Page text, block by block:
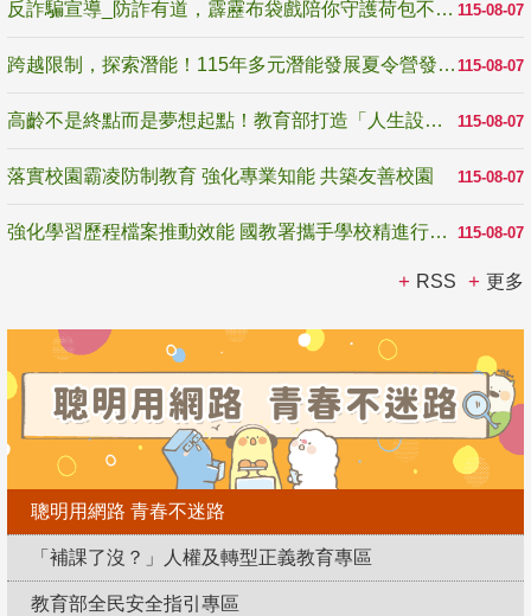
115-08-07
反詐騙宣導_防詐有道，霹靂布袋戲陪你守護荷包不受騙
115-08-07
跨越限制，探索潛能！115年多元潛能發展夏令營發掘生命無限可能
115-08-07
高齡不是終點而是夢想起點！教育部打造「人生設計夢工場」 參展第3屆高齡健康產業博覽會
115-08-07
落實校園霸凌防制教育 強化專業知能 共築友善校園
115-08-07
強化學習歷程檔案推動效能 國教署攜手學校精進行政與教學支持
RSS 更多
聰明用網路 青春不迷路
「補課了沒？」人權及轉型正義教育專區
教育部全民安全指引專區